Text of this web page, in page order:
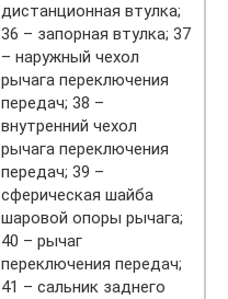
дистанционная втулка;
36 – запорная втулка; 37
– наружный чехол
рычага переключения
передач; 38 –
внутренний чехол
рычага переключения
передач; 39 –
сферическая шайба
шаровой опоры рычага;
40 – рычаг
переключения передач;
41 – сальник заднего